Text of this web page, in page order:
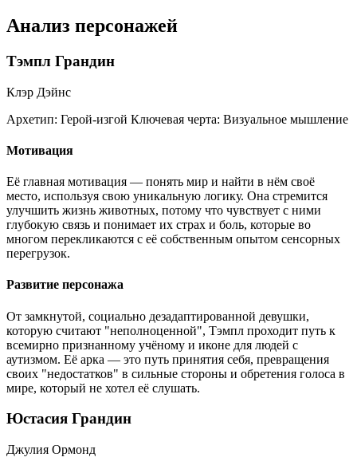
Анализ персонажей
Тэмпл Грандин
Клэр Дэйнс
Архетип: Герой-изгой Ключевая черта: Визуальное мышление
Мотивация
Её главная мотивация — понять мир и найти в нём своё
место, используя свою уникальную логику. Она стремится
улучшить жизнь животных, потому что чувствует с ними
глубокую связь и понимает их страх и боль, которые во
многом перекликаются с её собственным опытом сенсорных
перегрузок.
Развитие персонажа
От замкнутой, социально дезадаптированной девушки,
которую считают "неполноценной", Тэмпл проходит путь к
всемирно признанному учёному и иконе для людей с
аутизмом. Её арка — это путь принятия себя, превращения
своих "недостатков" в сильные стороны и обретения голоса в
мире, который не хотел её слушать.
Юстасия Грандин
Джулия Ормонд